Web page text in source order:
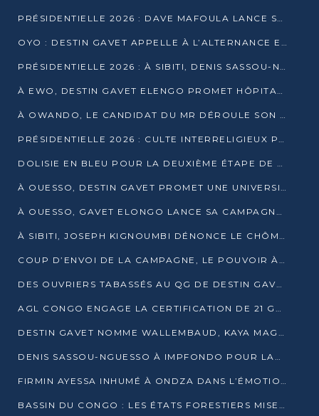
PRÉSIDENTIELLE 2026 : DAVE MAFOULA LANCE SA « VAGUE DU NOUVEAU DÉPART » À IMPFONDO
OYO : DESTIN GAVET APPELLE À L’ALTERNANCE ET À LA RESPONSABILITÉ DE LA JEUNESSE
PRÉSIDENTIELLE 2026 : À SIBITI, DENIS SASSOU-N’GUESSO PARIE SUR LES RESSOURCES DE LA LEKOUMOU
À EWO, DESTIN GAVET ELENGO PROMET HÔPITAL, CHEMIN DE FER ET AUDIT DES FINANCES PUBLIQUES
À OWANDO, LE CANDIDAT DU MR DÉROULE SON PROGRAMME DE “CHANGEMENT”
PRÉSIDENTIELLE 2026 : CULTE INTERRELIGIEUX POUR LA PAIX À OUENZÉ
DOLISIE EN BLEU POUR LA DEUXIÈME ÉTAPE DE CAMPAGNE DE DSN
À OUESSO, DESTIN GAVET PROMET UNE UNIVERSITÉ POUR LA SANGHA
À OUESSO, GAVET ELONGO LANCE SA CAMPAGNE SOUS LE SIGNE DU RENOUVEAU
À SIBITI, JOSEPH KIGNOUMBI DÉNONCE LE CHÔMAGE ET LES DÉFAILLANCES DE L’ÉTAT
COUP D’ENVOI DE LA CAMPAGNE, LE POUVOIR À POINTE-NOIRE, L’OPPOSITION À OUESSO ET SIBITI
DES OUVRIERS TABASSÉS AU QG DE DESTIN GAVET À 24 HEURES DE L’OUVERTURE DE LA CAMPAGNE
AGL CONGO ENGAGE LA CERTIFICATION DE 21 GRUTIERS AUX NORMES INTERNATIONALES
DESTIN GAVET NOMME WALLEMBAUD, KAYA MAGANE, BOUDZIKA ET MBOUSSA-ELLAH AUX COMMANDES DE SA CAMPAGNE
DENIS SASSOU-NGUESSO À IMPFONDO POUR LANCER LE CORRIDOR 13
FIRMIN AYESSA INHUMÉ À ONDZA DANS L’ÉMOTION ET LE RECUEILLEMENT
BASSIN DU CONGO : LES ÉTATS FORESTIERS MISENT SUR LES MARCHÉS CARBONE